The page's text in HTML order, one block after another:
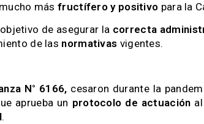
más fructífero y positivo para la
de asegurar la correcta
de las normativas vigentes.
N° 6166, cesaron durante la
aprueba un protocolo de actuación
.